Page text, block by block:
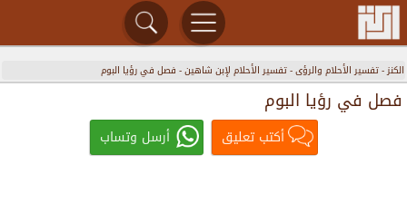
الكنز-تفسير الأحلام والرؤى-تفسير الأحلام لإبن شاهين- فصل في رؤيا البوم
فصل في رؤيا البوم
أكتب تعليق أرسل وتساب